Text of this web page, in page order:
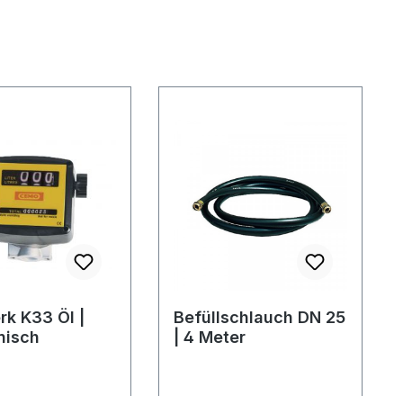
K33 Öl |
Befüllschlauch DN 25
| 4 Meter